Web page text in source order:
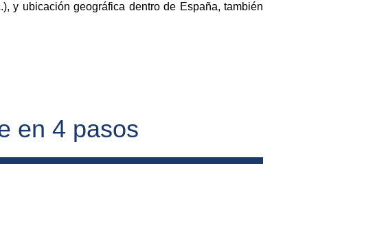
y ubicación geográfica dentro de España, también
en 4 pasos